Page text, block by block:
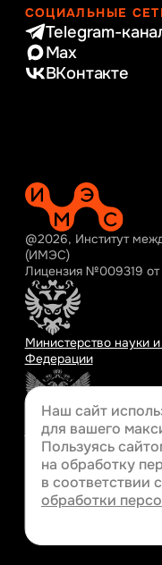
СОЦИАЛЬНЫЕ
Telegram-
Max
ВКонтакте
@2026, Институт
(ИМЭС)
Лицензия №009319 от
Министерство науки
Федерации
Министерство
Разработка сайта
Наш сайт
для вашего
Пользуясь
на обработку
в соответствии с
обработки